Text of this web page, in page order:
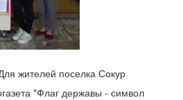
жителей поселка Сокур
"Флаг державы - символ